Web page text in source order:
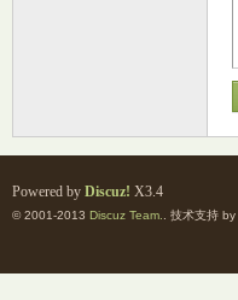
Powered by Discuz! X3.4
© 2001-2013 Discuz Team. . 技术支持 by